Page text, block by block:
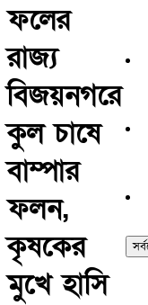
ফলের
রাজ্য
বিজয়নগরে
কুল চাষে
বাম্পার
ফলন,
কৃষকের
মুখে হাসি